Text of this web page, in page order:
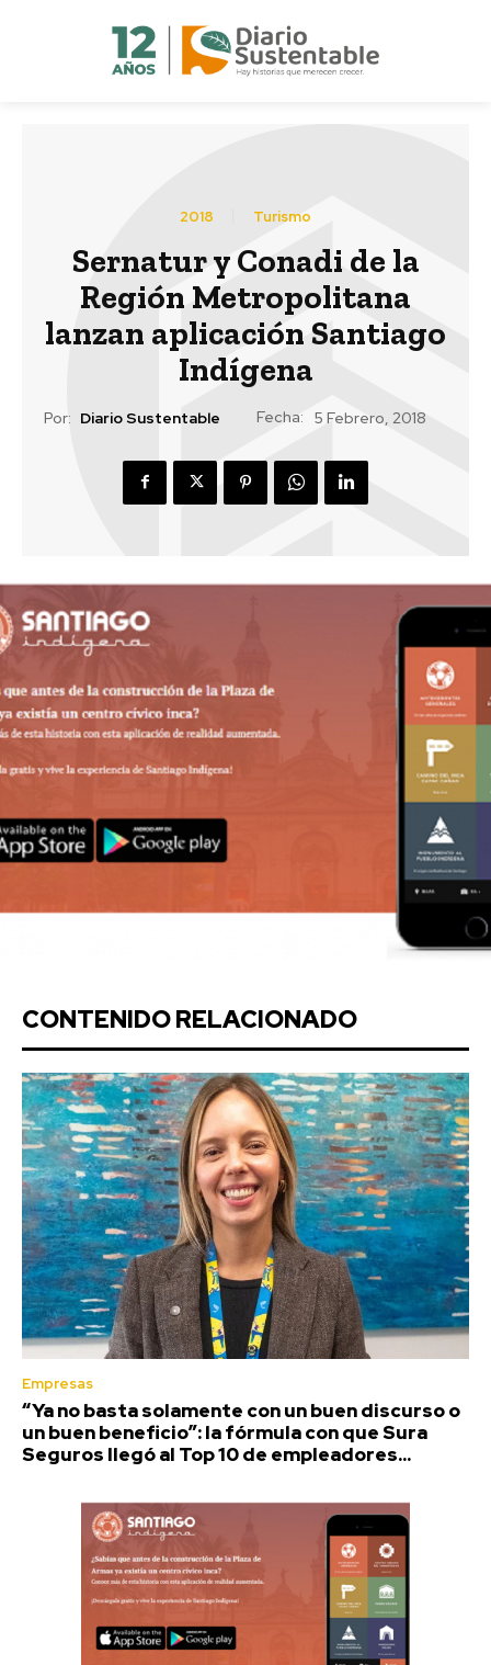
2018 Turismo
Sernatur y Conadi de la
Región Metropolitana
lanzan aplicación Santiago
Indígena
Por: Diario Sustentable Fecha: 5 Febrero, 2018
CONTENIDO RELACIONADO
Empresas
“Ya no basta solamente con un buen discurso o
un buen beneficio”: la fórmula con que Sura
Seguros llegó al Top 10 de empleadores...